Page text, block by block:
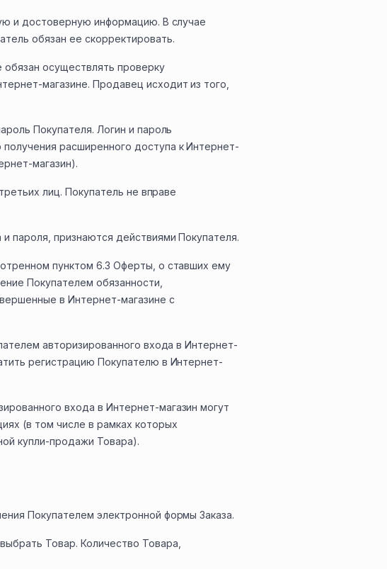
и достоверную информацию. В случае
обязан ее скорректировать.
осуществлять проверку
магазине. Продавец исходит из того,
Покупателя. Логин и пароль
расширенного доступа к Интернет-
магазин).
лиц. Покупатель не вправе
пароля, признаются действиями Покупателя.
пунктом 6.3 Оферты, о ставших ему
Покупателем обязанности,
в Интернет-магазине с
авторизированного входа в Интернет-
регистрацию Покупателю в Интернет-
входа в Интернет-магазин могут
(в том числе в рамках которых
купли-продажи Товара).
Покупателем электронной формы Заказа.
Товар. Количество Товара,